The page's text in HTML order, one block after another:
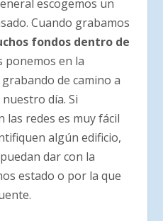
escogemos un
Cuando grabamos
fondos dentro de
ponemos en la
de camino a
día. Si
las redes es muy fácil
algún edificio,
dar con la
estado o por la que